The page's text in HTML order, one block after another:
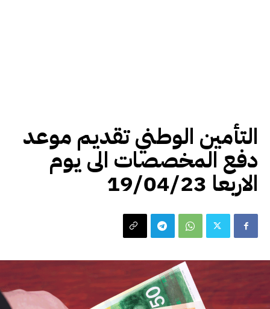
التأمين الوطني تقديم موعد
دفع المخصصات الى يوم
الاربعا 19/04/23